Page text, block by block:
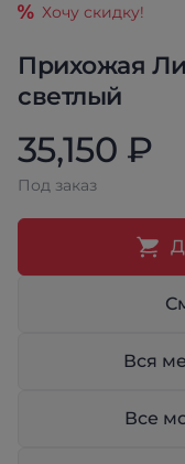
Прихожая
светлый
Хочу скидку!
35,150 ₽
Под заказ
Вся
Все